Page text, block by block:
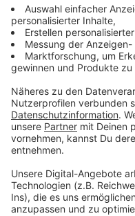
Wir benötigen
Inhalte von
Wir verwenden einen
zu deinen Aktivitäten
durch und stimme der
diese Inhalte
Akzeptieren & Inhalt
YouTube Video